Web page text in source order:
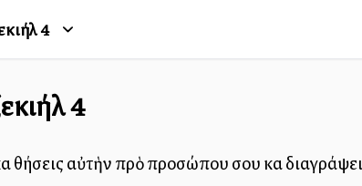
4
4
θήσεις αὐτὴν πρὸ προσώπου σου καὶ